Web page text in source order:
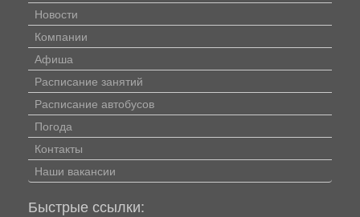
Новости
Компании
Афиша
Расписание занятий
Расписание автобусов
Погода
Контакты
Наши вакансии
Быстрые ссылки: